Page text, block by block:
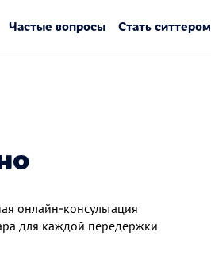
Частые вопросы Стать ситтером
онлайн‑консультация
для каждой передержки